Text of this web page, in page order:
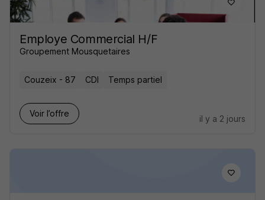
Employe Commercial H/F
Groupement Mousquetaires
Couzeix - 87 CDI Temps partiel
Voir l’offre
il y a 2 jours